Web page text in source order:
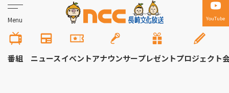
Menu YouTube
番組 ニュースイベントアナウンサープレゼントプロジェクト